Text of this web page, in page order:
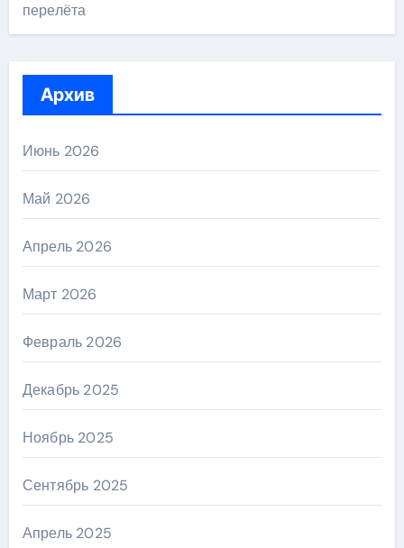
перелёта
Архив
Июнь 2026
Май 2026
Апрель 2026
Март 2026
Февраль 2026
Декабрь 2025
Ноябрь 2025
Сентябрь 2025
Апрель 2025